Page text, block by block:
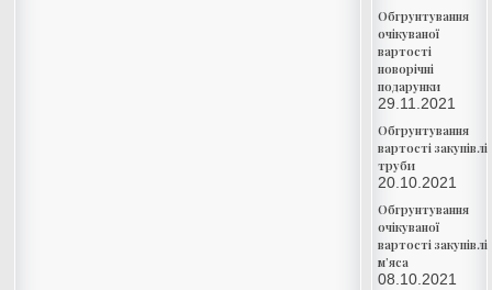
Обгрунтування
очікуваної
вартості
новорічні
подарунки
29.11.2021
Обгрунтування
вартості закупівлі
труби
20.10.2021
Обгрунтування
очікуваної
вартості закупівлі
м’яса
08.10.2021